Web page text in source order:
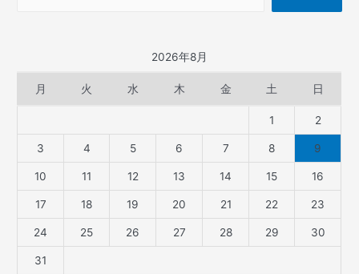
2026年8月
月 火 水 木 金 土 日
1 2
3 4 5 6 7 8 9
10 11 12 13 14 15 16
17 18 19 20 21 22 23
24 25 26 27 28 29 30
31